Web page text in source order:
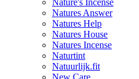
Nature's Incense
Natures Answer
Natures Help
Natures House
Natures Incense
Naturtint
Natuurlijk.fit
New Care